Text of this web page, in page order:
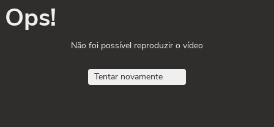
Ops!
Não foi possível reproduzir o vídeo
Tentar novamente